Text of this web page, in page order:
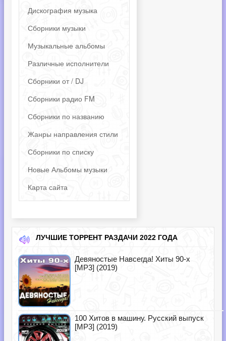
Дискография музыка
Сборники музыки
Музыкальные альбомы
Различные исполнители
Сборники от / DJ
Сборники радио FM
Сборники по названию
Жанры направления стили
Сборники по списку
Новые Альбомы музыки
Карта сайта
ЛУЧШИЕ ТОРРЕНТ РАЗДАЧИ 2022 ГОДА
Девяностые Навсегда! Хиты 90-х
[MP3] (2019)
100 Хитов в машину. Русский выпуск
[MP3] (2019)